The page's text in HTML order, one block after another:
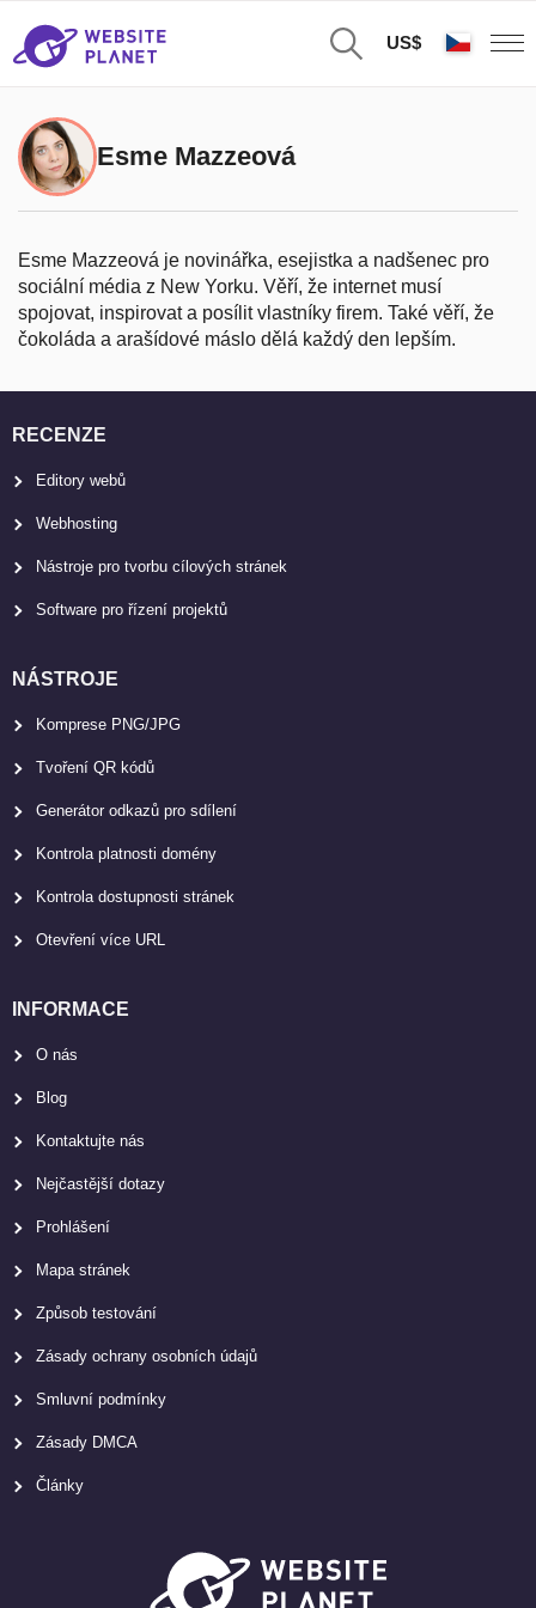
US$
Esme Mazzeová
Esme Mazzeová je novinářka, esejistka a nadšenec pro
sociální média z New Yorku. Věří, že internet musí
spojovat, inspirovat a posílit vlastníky firem. Také věří, že
čokoláda a arašídové máslo dělá každý den lepším.
RECENZE
Editory webů
Webhosting
Nástroje pro tvorbu cílových stránek
Software pro řízení projektů
NÁSTROJE
Komprese PNG/JPG
Tvoření QR kódů
Generátor odkazů pro sdílení
Kontrola platnosti domény
Kontrola dostupnosti stránek
Otevření více URL
INFORMACE
O nás
Blog
Kontaktujte nás
Nejčastější dotazy
Prohlášení
Mapa stránek
Způsob testování
Zásady ochrany osobních údajů
Smluvní podmínky
Zásady DMCA
Články